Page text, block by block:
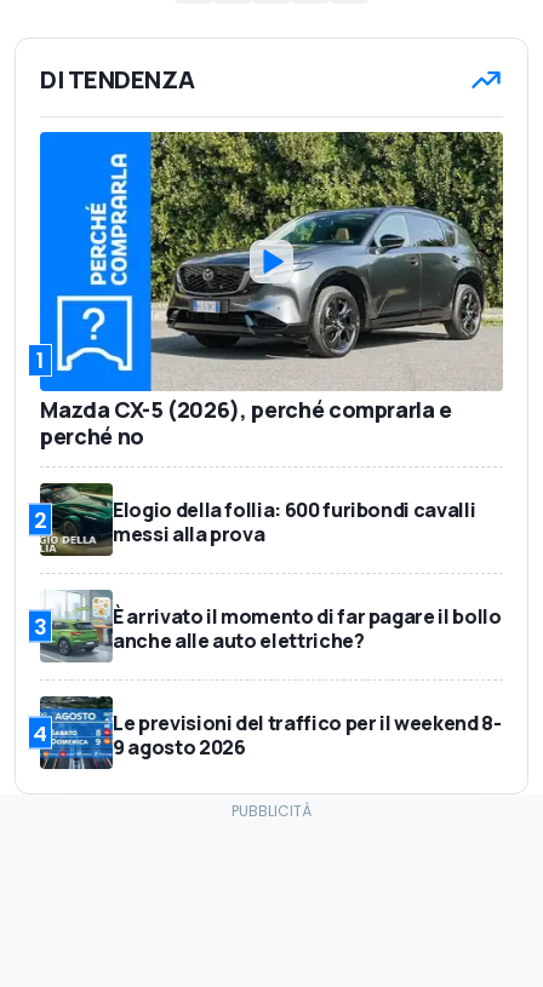
DI TENDENZA
1
Mazda CX-5 (2026), perché comprarla e
perché no
2
Elogio della follia: 600 furibondi cavalli
messi alla prova
3
È arrivato il momento di far pagare il bollo
anche alle auto elettriche?
4
Le previsioni del traffico per il weekend 8-
9 agosto 2026